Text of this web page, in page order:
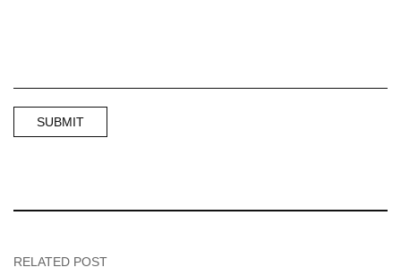
RELATED POST